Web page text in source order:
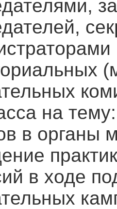
на
в органы
в ходе